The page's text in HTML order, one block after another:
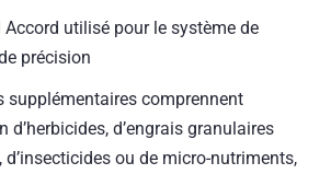
Accord utilisé pour le système de
précision
supplémentaires comprennent
d’herbicides, d’engrais granulaires
d’insecticides ou de micro-nutriments,